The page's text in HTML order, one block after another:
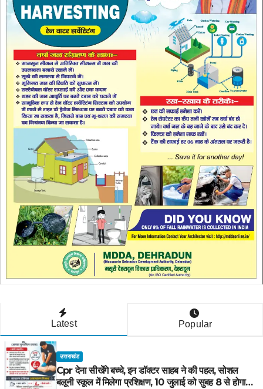
Latest Popular
उत्तराखंड
Cpr देना सीखेंगे बच्चे, इन डॉक्टर साहब ने की पहल, सोशल
बलूनी स्कूल में मिलेगा प्रशिक्षण, 10 जुलाई को सुबह 8 से होगा